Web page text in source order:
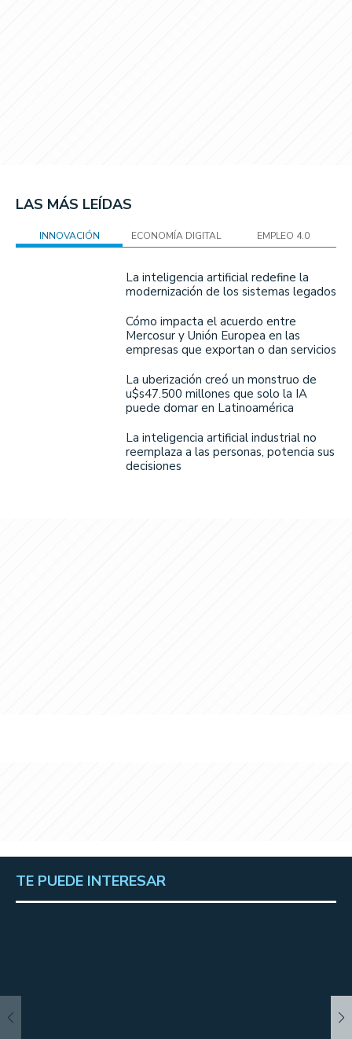
LAS MÁS LEÍDAS
INNOVACIÓN ECONOMÍA DIGITAL EMPLEO 4.0
La inteligencia artificial redefine la
modernización de los sistemas legados
Cómo impacta el acuerdo entre
Mercosur y Unión Europea en las
empresas que exportan o dan servicios
La uberización creó un monstruo de
u$s47.500 millones que solo la IA
puede domar en Latinoamérica
La inteligencia artificial industrial no
reemplaza a las personas, potencia sus
decisiones
TE PUEDE INTERESAR